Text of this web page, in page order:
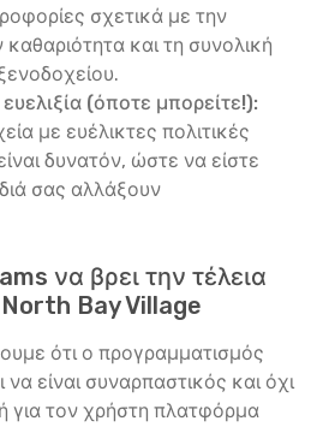
σχετικά με την
και τη συνολική
(όποτε μπορείτε!):
με ευέλικτες πολιτικές
δυνατόν, ώστε να είστε
σας αλλάξουν
να βρει την τέλεια
Bay Village
ότι ο προγραμματισμός
να είναι συναρπαστικός και όχι
για τον χρήστη πλατφόρμα